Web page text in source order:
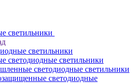
светильники
светильники
светодиодные светильники
светодиодные светильники
светодиодные